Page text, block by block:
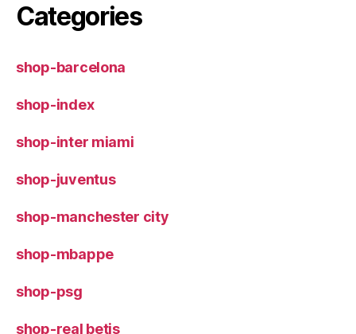
Categories
shop-barcelona
shop-index
shop-inter miami
shop-juventus
shop-manchester city
shop-mbappe
shop-psg
shop-real betis